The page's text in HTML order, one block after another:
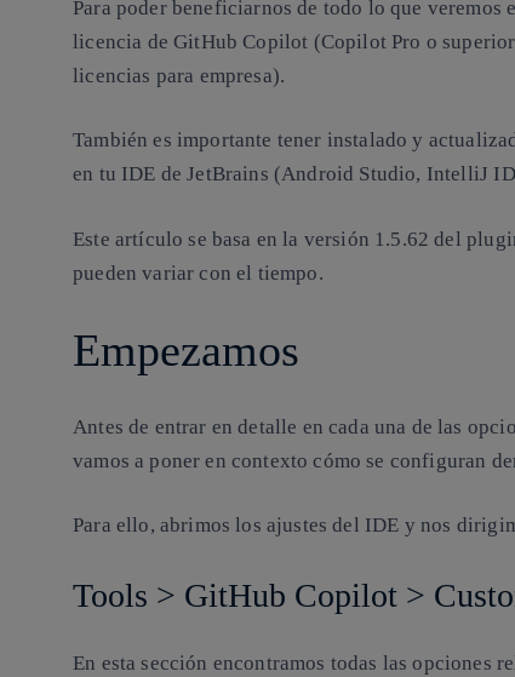
Para poder beneficiarnos de todo lo que veremos
licencia de GitHub Copilot (Copilot Pro o
licencias para empresa).
También es importante tener instalado y
en tu IDE de JetBrains (Android Studio, IntelliJ
Este artículo se basa en la versión 1.5.62 del
pueden variar con el tiempo.
Empezamos
Antes de entrar en detalle en cada una de las
vamos a poner en contexto cómo se configuran
Para ello, abrimos los ajustes del IDE y nos
Tools > GitHub Copilot >
En esta sección encontramos todas las opciones